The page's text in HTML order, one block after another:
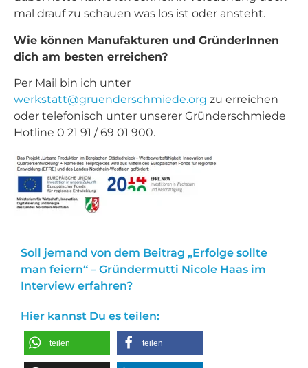
mal drauf zu schauen was los ist oder ansteht.
Wie können Manufakturen und GründerInnen
dich am besten erreichen?
Per Mail bin ich unter
werkstatt@gruenderschmiede.org zu erreichen
oder telefonisch unter unserer Gründerschmiede
Hotline 0 21 91 / 69 01 900.
Soll jemand von dem Beitrag „Erfolge sollte
man feiern“ – Gründermutti Nicole Haas im
Interview erfahren?
Hier kannst Du es teilen:
teilen teilen